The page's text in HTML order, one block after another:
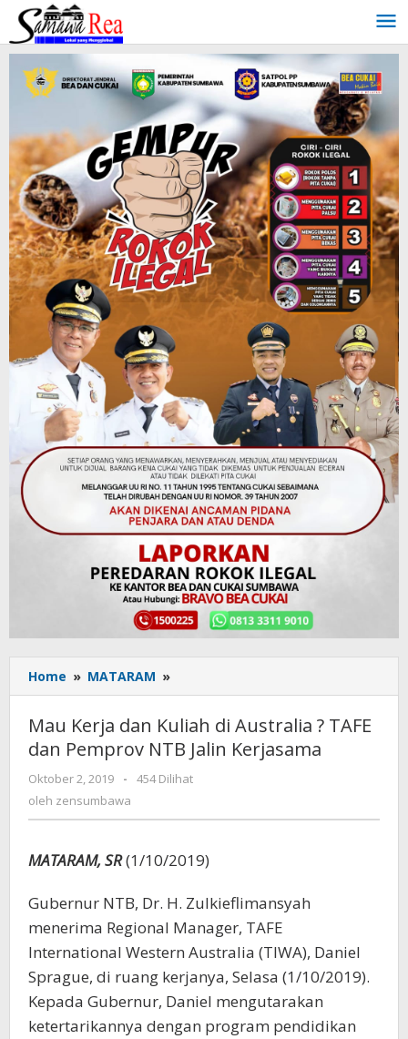
Lewati
konten
Home » MATARAM »
Kerja
dan
Kuliah
di
Australia
NTB
Kerjasama
Mau Kerja dan Kuliah di Australia ? TAFE
dan Pemprov NTB Jalin Kerjasama
Oktober 2, 2019
oleh
zensumbawa
-
454 Dilihat
oleh zensumbawa
MATARAM, SR(1/10/2019)
Gubernur NTB, Dr. H. Zulkieflimansyah
menerima Regional Manager, TAFE
International Western Australia (TIWA), Daniel
Sprague, di ruang kerjanya, Selasa (1/10/2019).
Kepada Gubernur, Daniel mengutarakan
ketertarikannya dengan program pendidikan